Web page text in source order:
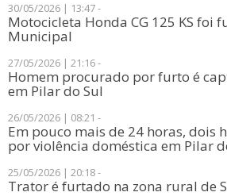
30/05/2026 | 13:47 -
Motocicleta Honda CG 125 KS foi
Municipal
27/05/2026 | 21:16 -
​Homem procurado por furto é
em Pilar do Sul
26/05/2026 | 08:21 -
​Em pouco mais de 24 horas, dois
por violência doméstica em Pilar
25/05/2026 | 20:18 -
Trator é furtado na zona rural de